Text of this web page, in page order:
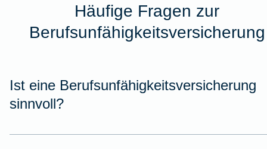
Häufige Fragen zur
Berufsunfähigkeitsversicherung
Ist eine Berufsunfähigkeitsversicherung
sinnvoll?